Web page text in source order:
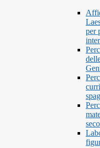
per